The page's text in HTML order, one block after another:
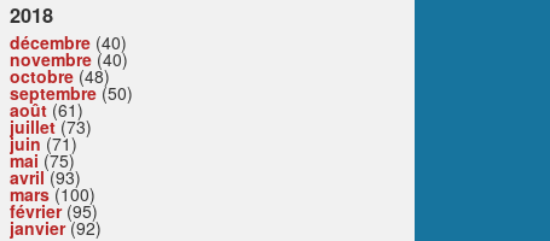
2018
décembre (40)
novembre (40)
octobre (48)
septembre (50)
août (61)
juillet(73)
juin (71)
mai (75)
avril(93)
mars(100)
février(95)
janvier(92)